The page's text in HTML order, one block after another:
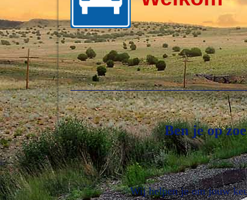
Ben je op
Wij helpen je om jouw